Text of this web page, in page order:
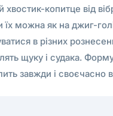
хвостик-копитце від
їх можна як на джиг-
в різних
щуку і судака.
завжди і своєчасно